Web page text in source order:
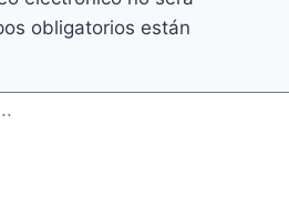
obligatorios están